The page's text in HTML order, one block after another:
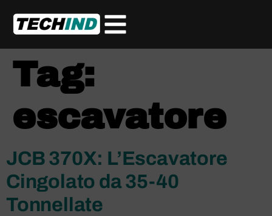
Tag:
escavatore
JCB 370X: L’Escavatore
Cingolato da 35-40
Tonnellate